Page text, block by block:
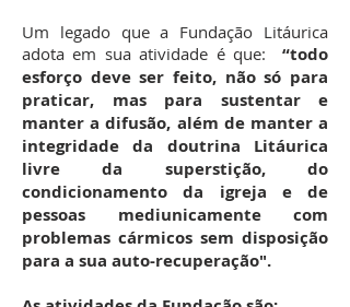
Um legado que a Fundação Litáurica
adota em sua atividade é que: “todo
esforço deve ser feito, não só para
praticar, mas para sustentar e
manter a difusão, além de manter a
integridade da doutrina Litáurica
livre da superstição, do
condicionamento da igreja e de
pessoas mediunicamente com
problemas cármicos sem disposição
para a sua auto-recuperação".